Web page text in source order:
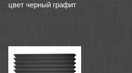
цвет черный графит